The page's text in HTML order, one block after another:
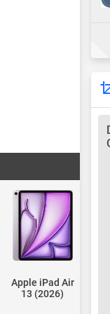
Apple iPad Air
13 (2026)